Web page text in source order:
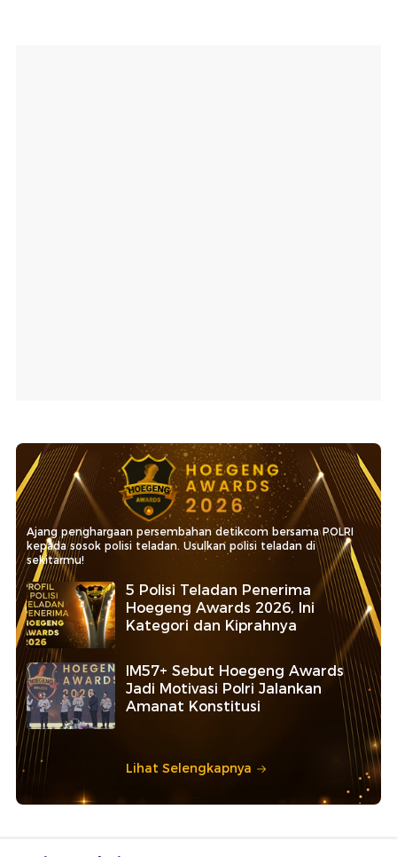
Ajang penghargaan persembahan detikcom bersama POLRI
kepada sosok polisi teladan. Usulkan polisi teladan di
sekitarmu!
5 Polisi Teladan Penerima
Hoegeng Awards 2026, Ini
Kategori dan Kiprahnya
IM57+ Sebut Hoegeng Awards
Jadi Motivasi Polri Jalankan
Amanat Konstitusi
Lihat Selengkapnya